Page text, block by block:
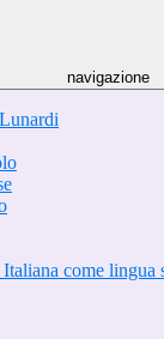
navigazione
come lingua